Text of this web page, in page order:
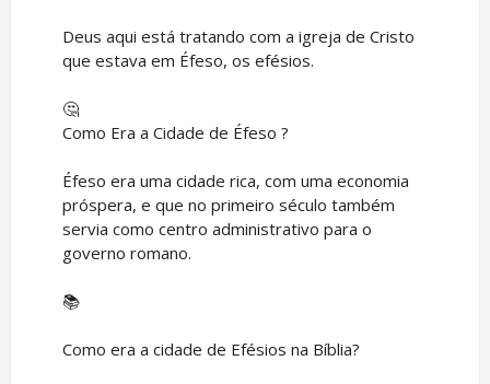
Deus aqui está tratando com a igreja de Cristo
que estava em Éfeso, os efésios.
🤔
Como Era a Cidade de Éfeso ?
Éfeso era uma cidade rica, com uma economia
próspera, e que no primeiro século também
servia como centro administrativo para o
governo romano.
📚
Como era a cidade de Efésios na Bíblia?